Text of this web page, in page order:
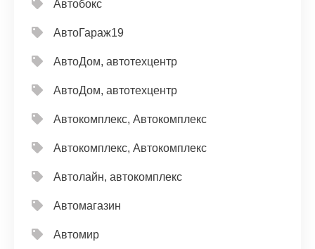
Автобокс
АвтоГараж19
АвтоДом, автотехцентр
АвтоДом, автотехцентр
Автокомплекс, Автокомплекс
Автокомплекс, Автокомплекс
Автолайн, автокомплекс
Автомагазин
Автомир